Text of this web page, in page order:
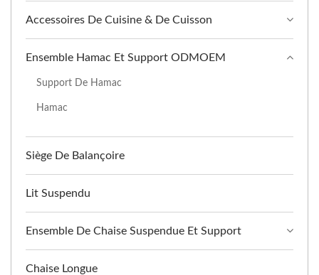
Accessoires De Cuisine & De Cuisson
Ensemble Hamac Et Support ODMOEM
Support De Hamac
Hamac
Siège De Balançoire
Lit Suspendu
Ensemble De Chaise Suspendue Et Support
Chaise Longue